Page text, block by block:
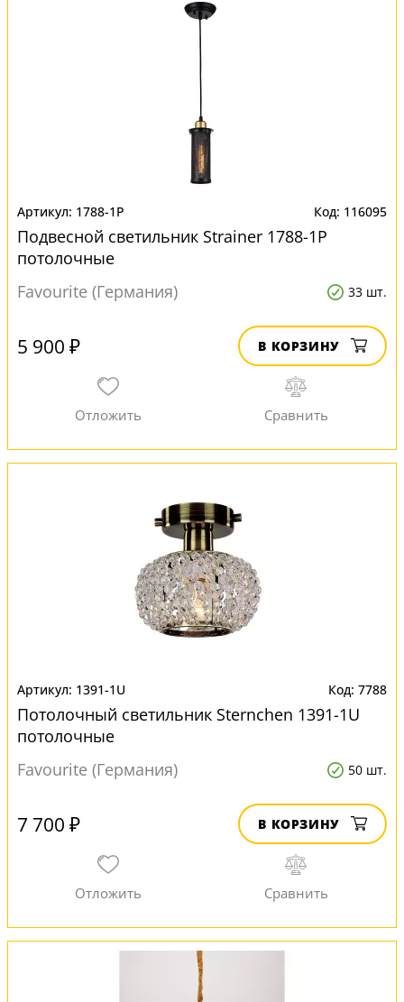
1788-1P 116095
Подвесной светильник Strainer 1788-1P
потолочные
Favourite (Германия)
33 шт.
5 900 ₽ В КОРЗИНУ
1391-1U 7788
Потолочный светильник Sternchen 1391-1U
потолочные
Favourite (Германия)
50 шт.
7 700 ₽ В КОРЗИНУ